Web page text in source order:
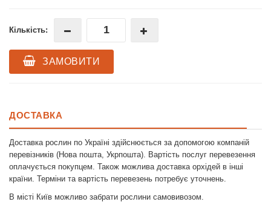
Кількість:
ЗАМОВИТИ
ДОСТАВКА
Доставка рослин по Україні здійснюється за допомогою компаній
перевізників (Нова пошта, Укрпошта). Вартість послуг перевезення
оплачується покупцем. Також можлива доставка орхідей в інші
країни. Терміни та вартість перевезень потребує уточнень.
В місті Київ можливо забрати рослини самовивозом.